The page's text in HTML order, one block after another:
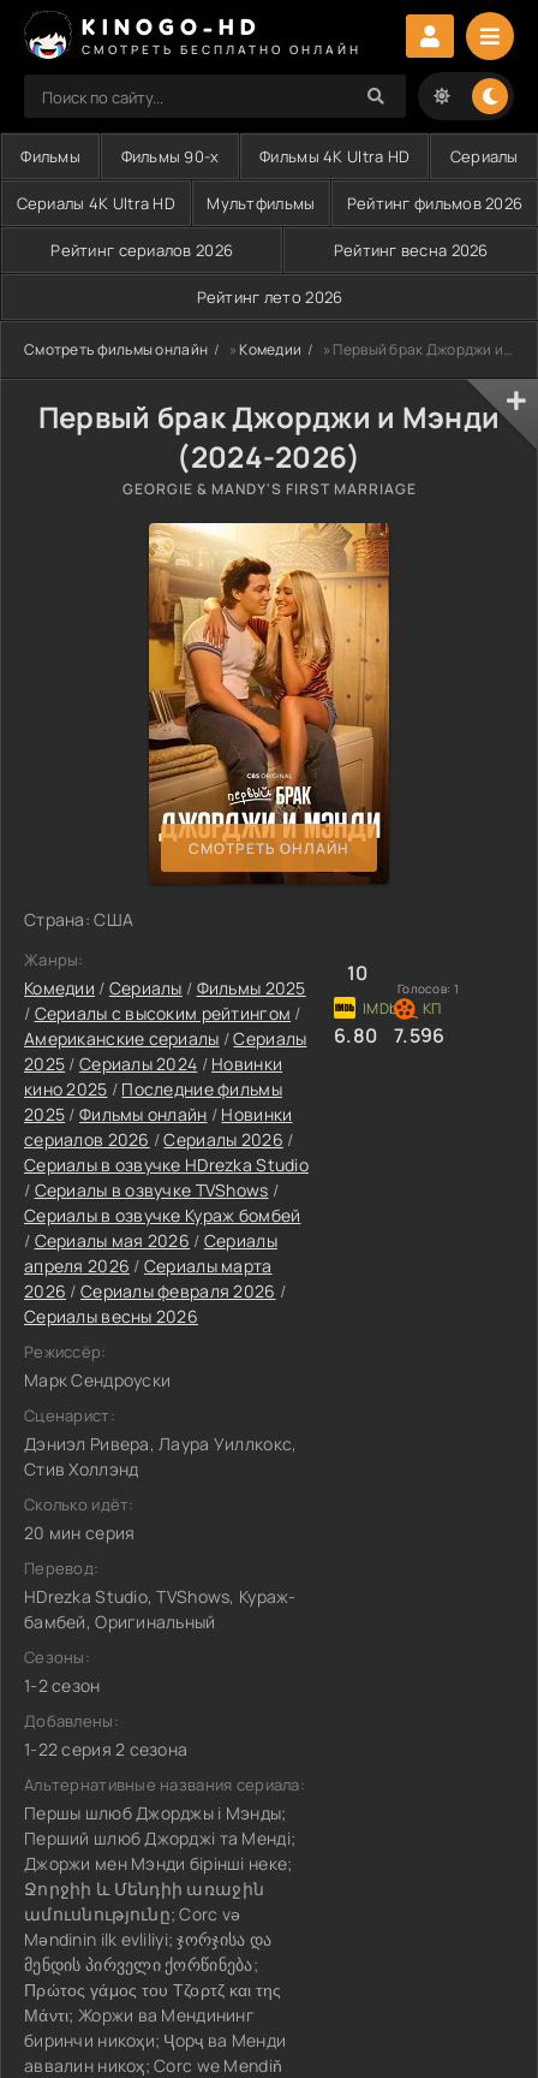
KINOGO-HD
СМОТРЕТЬ БЕСПЛАТНО ОНЛАЙН
Фильмы Фильмы 90-х Фильмы 4K Ultra HD Сериалы
Сериалы 4K Ultra HD Мультфильмы Рейтинг фильмов 2026
Рейтинг сериалов 2026 Рейтинг весна 2026
Рейтинг лето 2026
Смотреть фильмы онлайн »Комедии » Первый брак Джорджи и Мэнди (2024-2026)
Первый брак Джорджи и Мэнди
(2024-2026)
GEORGIE & MANDY'S FIRST MARRIAGE
СМОТРЕТЬ ОНЛАЙН
Страна: США
Жанры:
Комедии / Сериалы / Фильмы 2025
/ Сериалы с высоким рейтингом /
Американские сериалы /Сериалы
2025 / Сериалы 2024 / Новинки
кино 2025 / Последние фильмы
2025 / Фильмы онлайн / Новинки
сериалов 2026 /Сериалы 2026 /
Сериалы в озвучке HDrezka Studio
/ Сериалы в озвучке TVShows /
Сериалы в озвучке Кураж бомбей
/ Сериалы мая 2026 / Сериалы
апреля 2026 / Сериалы марта
2026 / Сериалы февраля 2026 /
Сериалы весны 2026
Режиссёр:
Марк Сендроуски
Сценарист:
Дэниэл Ривера, Лаура Уиллкокс,
Стив Холлэнд
Сколько идёт:
20 мин серия
Перевод:
HDrezka Studio, TVShows, Кураж-
бамбей, Оригинальный
Сезоны:
1-2 сезон
Добавлены:
1-22 серия 2 сезона
Альтернативные названия сериала:
Першы шлюб Джорджы і Мэнды;
Перший шлюб Джорджі та Менді;
Джоржи мен Мэнди бірінші неке;
Ջորջիի և Մենդիի առաջին
ամուսնությունը; Corc və
Məndinin ilk evliliyi; ჯორჯისა და
მენდის პირველი ქორწინება;
Πρώτος γάμος του Τζορτζ και της
Μάντι; Жоржи ва Мендининг
биринчи никоҳи; Ҷорҷ ва Менди
аввалин никоҳ; Corc we Mendiň
10
Голосов: 1
6.80 7.596